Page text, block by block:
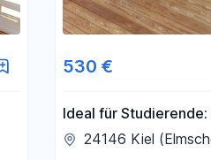
530 €
Ideal für
Zimmer Wohnung in
24146 Kiel